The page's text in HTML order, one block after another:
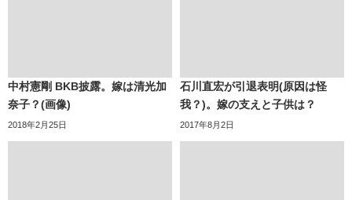
中村憲剛 BKB披露。嫁は清光加
奈子？(画像)
2018年2月25日
石川直宏が引退表明(原因は怪
我？)。嫁の支えと子供は？
2017年8月2日